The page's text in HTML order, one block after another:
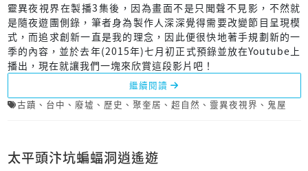
靈異夜視界在製播3集後，因為畫面不是只聞聲不見影，不然就
是隨夜遊團側錄，筆者身為製作人深深覺得需要改變節目呈現模
式，而追求創新一直是我的理念，因此便很快地著手規劃新的一
季的內容，並於去年(2015年)七月初正式預錄並放在Youtube上
播出，現在就讓我們一塊來欣賞這段影片吧！
繼續閱讀
古蹟 、 台中 、 廢墟 、 歷史 、 聚奎居 、 超自然 、 靈異夜視界 、 鬼屋
太平頭汴坑蝙蝠洞逍遙遊